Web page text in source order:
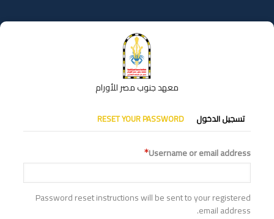
إلى
المحتوى
معهد جنوب مصر للأورام
التبويبات
الأساسية
تسجيل الدخول RESET YOUR PASSWORD
Username or email address
Password reset instructions will be sent to your registered
email address.